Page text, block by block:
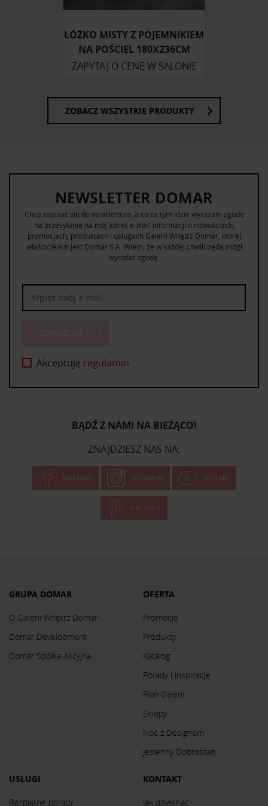
ŁÓŻKO MISTY Z POJEMNIKIEM
NA POŚCIEL 180X236CM
ZAPYTAJ O CENĘ W SALONIE
ZOBACZ WSZYSTKIE PRODUKTY
NEWSLETTER DOMAR
Chcę zapisać się do newslettera, a co za tym idzie wyrażam zgodę
na przesyłanie na mój adres e-mail informacji o nowościach,
promocjach, produktach i usługach Galerii Wnętrz Domar, której
właścicielem jest Domar S.A. Wiem, że w każdej chwili będę mógł
wycofać zgodę.
Akceptuję regulamin
BĄDŹ Z NAMI NA BIEŻĄCO!
ZNAJDZIESZ NAS NA:
FACEBOOK INSTAGRAM YOUTUBE
PINTEREST
GRUPA DOMAR
O Galerii Wnętrz Domar
Domar Development
Domar Spółka Akcyjna
OFERTA
Promocje
Produkty
Katalog
Porady i inspiracje
Plan Galerii
Sklepy
Noc z Designem
Jesienny Dobrostan
USŁUGI
Bezpłatne porady
KONTAKT
Jak dojechać